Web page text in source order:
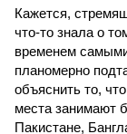
Кажется,
что-то знала о
временем
планомерно
объяснить то,
места занимают
Пакистане,